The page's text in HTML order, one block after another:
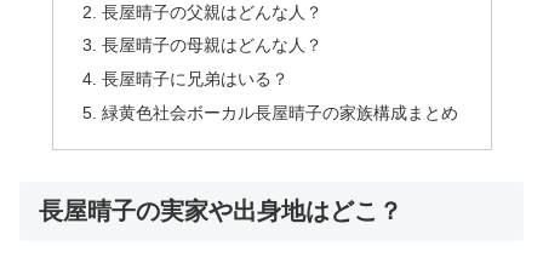
​長屋晴子の父親はどんな人？
​長屋晴子の母親はどんな人？
​長屋晴子に兄弟はいる？
​緑黄色社会ボーカル長屋晴子の家族構成まとめ
​長屋晴子の実家や出身地はどこ？